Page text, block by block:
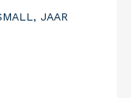
JAAR